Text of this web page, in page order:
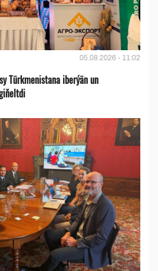
05.08.2026 - 11:02
Türkmenistana iberýän un